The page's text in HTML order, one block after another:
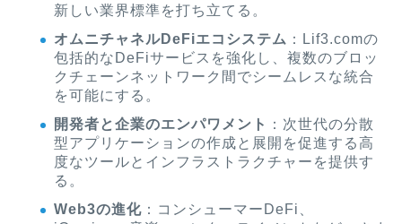
新しい業界標準を打ち立てる。
オムニチャネルDeFiエコシステム ：Lif3.comの
包括的なDeFiサービスを強化し、複数のブロッ
クチェーンネットワーク間でシームレスな統合
を可能にする。
開発者と企業のエンパワメント
：次世代の分散
型アプリケーションの作成と展開を促進する高
度なツールとインフラストラクチャーを提供す
る。
Web3の進化 ：コンシューマーDeFi、